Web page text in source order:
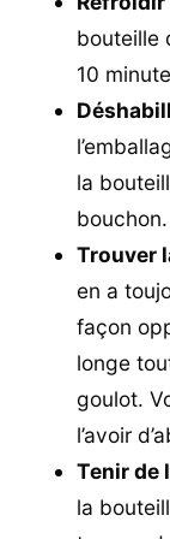
bouteille
10
la
bouchon.
Trouver
en a
façon
longe
goulot.
l’avoir
Tenir de
la